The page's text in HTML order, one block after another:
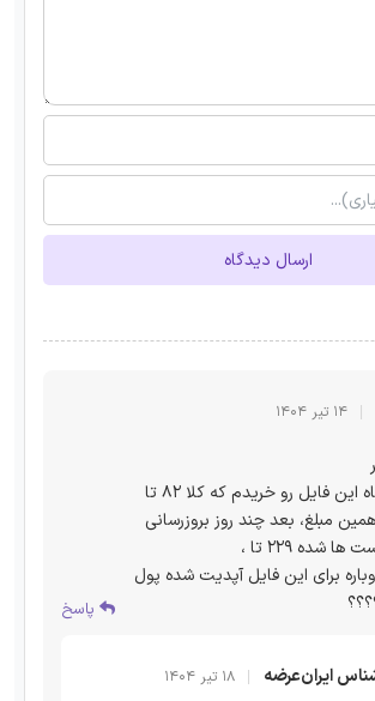
ارسال دیدگاه
۱۴ تیر ۱۴۰۴
من 21 خرداد ماه این فایل رو خریدم که کلا 82 تا
مبلغ، بعد چند روز بروزرسانی
شده 229 تا ،
برای این فایل آپدیت شده پول
پاسخ
ایران‌عرضه ۱۸ تیر ۱۴۰۴